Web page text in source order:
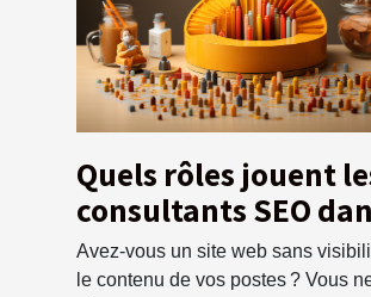
Quels rôles jouent
consultants SEO
visibilité d’un site
Avez-vous un site web sans
le contenu de vos postes ? Vous